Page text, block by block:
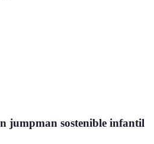
jumpman sostenible infantil